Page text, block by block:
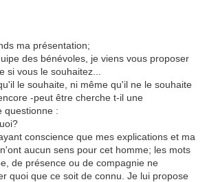
ma présentation;
des bénévoles, je viens vous proposer
si vous le souhaitez...
le souhaite, ni même qu'il ne le souhaite
-peut être cherche t-il une
questionne :
conscience que mes explications et ma
aucun sens pour cet homme; les mots
de présence ou de compagnie ne
quoi que ce soit de connu. Je lui propose